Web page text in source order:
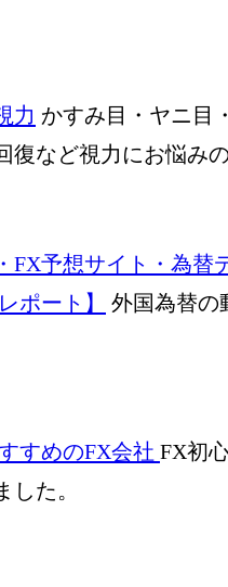
力 かすみ目・ヤニ目
復など視力にお悩み
FX予想サイト・為替
ポート】
外国為替の
すめのFX会社 FX初
した。